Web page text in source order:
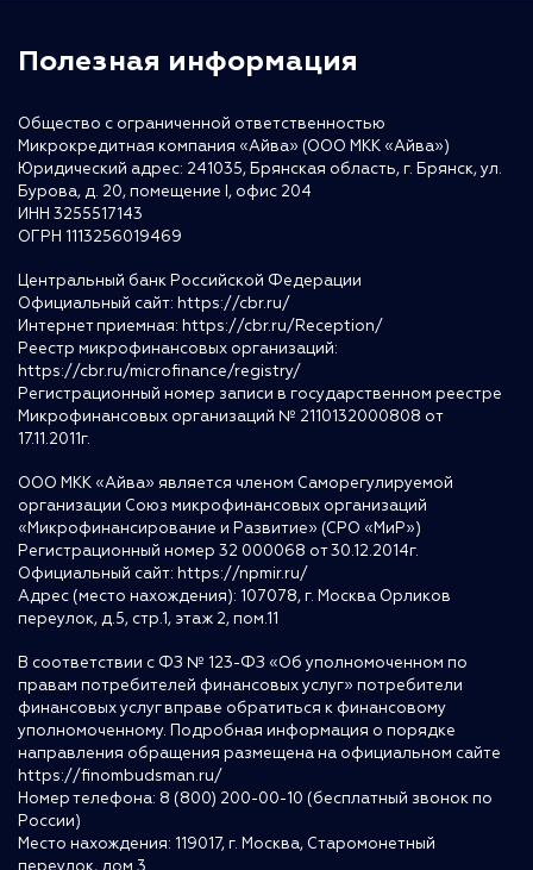
Полезная информация
Общество с ограниченной ответственностью
Микрокредитная компания «Айва» (ООО МКК «Айва»)
Юридический адрес: 241035, Брянская область, г. Брянск, ул.
Бурова, д. 20, помещение I, офис 204
ИНН 3255517143
ОГРН 1113256019469
Центральный банк Российской Федерации
Официальный сайт: https://cbr.ru/
Интернет приемная: https://cbr.ru/Reception/
Реестр микрофинансовых организаций:
https://cbr.ru/microfinance/registry/
Регистрационный номер записи в государственном реестре
Микрофинансовых организаций № 2110132000808 от
17.11.2011г.
ООО МКК «Айва» является членом Саморегулируемой
организации Союз микрофинансовых организаций
«Микрофинансирование и Развитие» (СРО «МиР»)
Регистрационный номер 32 000068 от 30.12.2014г.
Официальный сайт: https://npmir.ru/
Адрес (место нахождения): 107078, г. Москва Орликов
переулок, д.5, стр.1, этаж 2, пом.11
В соответствии с ФЗ № 123-ФЗ «Об уполномоченном по
правам потребителей финансовых услуг» потребители
финансовых услуг вправе обратиться к финансовому
уполномоченному. Подробная информация о порядке
направления обращения размещена на официальном сайте
https://finombudsman.ru/
Номер телефона: 8 (800) 200-00-10 (бесплатный звонок по
России)
Место нахождения: 119017, г. Москва, Старомонетный